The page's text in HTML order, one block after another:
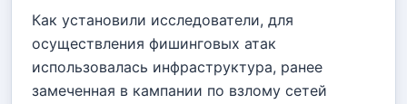
Как установили исследователи, для
осуществления фишинговых атак
использовалась инфраструктура, ранее
замеченная в кампании по взлому сетей